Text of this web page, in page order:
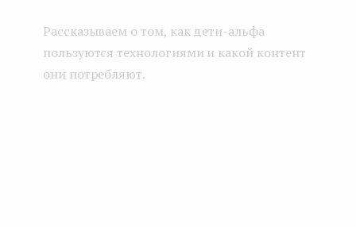
Рассказываем о том, как дети-альфа
пользуются технологиями и какой контент
они потребляют.